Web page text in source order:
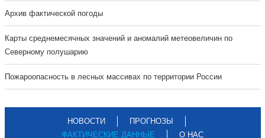
Архив фактической погоды
Карты среднемесячных значений и аномалий метеовеличин по
Северному полушарию
Пожароопасность в лесных массивах по территории России
НОВОСТИ
ПРОГНОЗЫ
ФАКТИЧЕСКИЕ ДАННЫЕ
О НАС